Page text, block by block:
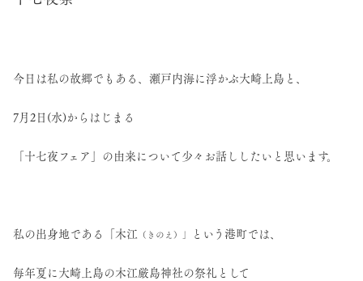
今日は私の故郷でもある、瀬戸内海に浮かぶ大崎上島と、
7月2日(水)からはじまる
「十七夜フェア」の由来について少々お話ししたいと思います。
私の出身地である「木江 （きのえ）」 という港町では、
毎年夏に大崎上島の木江厳島神社の祭礼として